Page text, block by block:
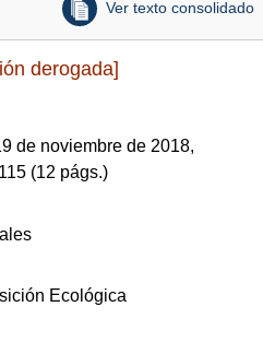
Ver texto consolidado
derogada]
de noviembre de 2018,
(12 págs.)
Ecológica